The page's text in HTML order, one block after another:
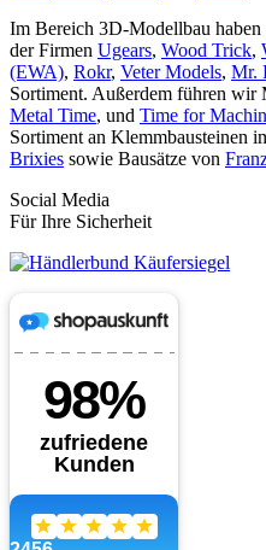
Im Bereich 3D-Modellbau
der Firmen Ugears, Wood Trick,
(EWA), Rokr, Veter Models, Mr.
Sortiment. Außerdem führen wir
Metal Time, und Time for
Sortiment an Klemmbausteinen
Brixies sowie Bausätze von
Social Media
Für Ihre Sicherheit